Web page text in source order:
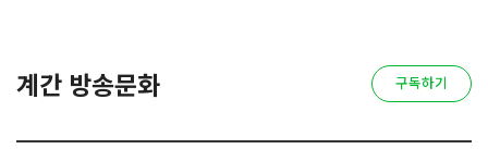
계간 방송문화 구독하기